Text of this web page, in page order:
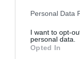
Personal Data
I want to opt-
personal data.
Opted In
Antonio
Confederación
Empresariales